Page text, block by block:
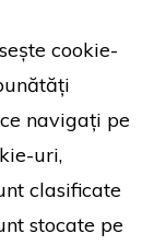
cookie-
navigați pe
uri,
clasificate
stocate pe